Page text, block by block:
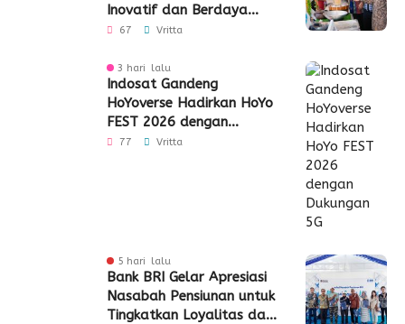
Inovatif dan Berdaya
Saing
67 Vritta
3 hari lalu
Indosat Gandeng
HoYoverse Hadirkan HoYo
FEST 2026 dengan
Dukungan 5G
77 Vritta
5 hari lalu
Bank BRI Gelar Apresiasi
Nasabah Pensiunan untuk
Tingkatkan Loyalitas dan